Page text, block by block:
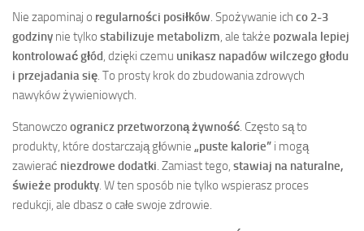
Nie zapominaj o regularności posiłków. Spożywanie ich co 2-3
godziny nie tylko stabilizuje metabolizm, ale także pozwala lepiej
kontrolować głód, dzięki czemu unikasz napadów wilczego głodu
i przejadania się. To prosty krok do zbudowania zdrowych
nawyków żywieniowych.
Stanowczo ogranicz przetworzoną żywność. Często są to
produkty, które dostarczają głównie „puste kalorie” i mogą
zawierać niezdrowe dodatki. Zamiast tego, stawiaj na naturalne,
świeże produkty. W ten sposób nie tylko wspierasz proces
redukcji, ale dbasz o całe swoje zdrowie.